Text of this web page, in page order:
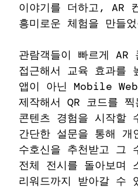
이야기를 더하고, AR
흥미로운 체험을 만들
관람객들이 빠르게 AR
접근해서 교육 효과를
앱이 아닌 Mobile
제작해서 QR 코드를 찍
콘텐츠 경험을 시작할
간단한 설문을 통해 개
수호신을 추천받고 그
전체 전시를 돌아보며
리워드까지 받아갈 수